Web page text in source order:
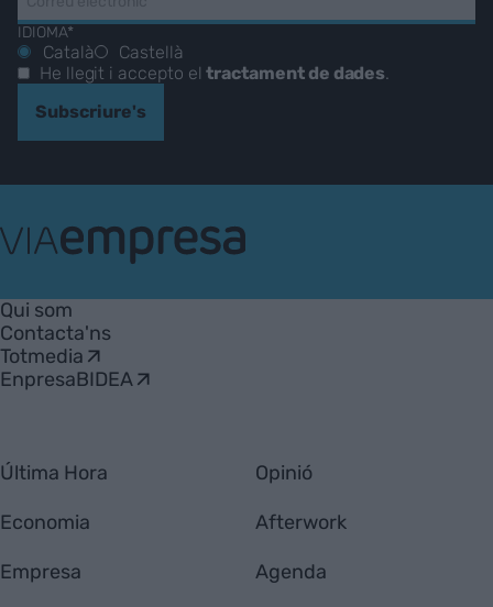
IDIOMA*
Català
Castellà
He llegit i accepto eltractament de dades
Subscriure's
Empresa
Qui som
Contacta'ns
Totmedia
EnpresaBIDEA
Última Hora
Economia
Empresa
Opinió
Afterwork
Agenda